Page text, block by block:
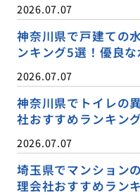
2026.07.07
神奈川県で戸建ての
ンキング5選！優良
2026.07.07
神奈川県でトイレの
社おすすめランキン
2026.07.07
埼玉県でマンション
理会社おすすめラン